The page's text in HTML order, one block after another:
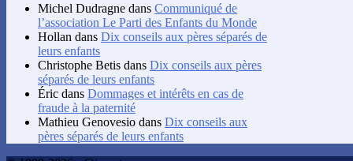
Michel Dudragne dans Communiqué de
l’association Le Parti des Enfants du Monde
Hollan dans Dix conseils aux pères séparés de
leurs enfants
Christophe Betis dans Dix conseils aux pères
séparés de leurs enfants
Éric dans Dommages et intérêts en cas de
fraude à la paternité
Mathieu Genovesio dans Dix conseils aux
pères séparés de leurs enfants